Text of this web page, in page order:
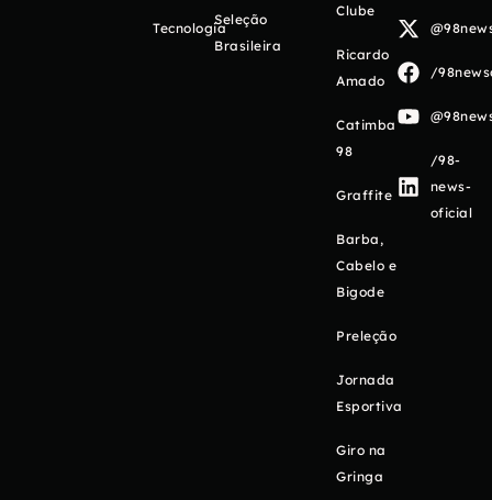
Tecnologia
Seleção
Brasileira
Clube
Ricardo
Amado
Catimba
98
Graffite
Barba,
Cabelo e
Bigode
Preleção
Jornada
Esportiva
Giro na
Gringa
/
/98-
news-
oficial